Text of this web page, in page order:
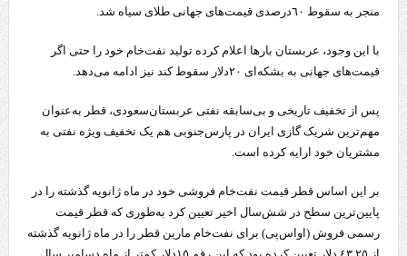
منجر به سقوط ٦٠درصدی قیمت‌های جهانی طلای سیاه شد.
با این وجود، عربستان بارها اعلام کرده تولید نفت‌‌خام خود را حتی اگر
قیمت‌های جهانی به بشکه‌ای ٢٠دلار سقوط کند نیز ادامه می‌دهد.
پس از تخفیف تاریخی و بی‌سابقه نفتی عربستان‌سعودی، قطر به‌عنوان
مهم‌ترین شریک گازی ایران در پارس‌جنوبی هم یک تخفیف ویژه نفتی به
مشتریان خود ارایه کرده است.
بر این اساس قطر قیمت نفت‌خام فروشی خود در ماه ژانویه گذشته را در
پایین‌ترین سطح در شش‌سال اخیر تعیین کرد به‌طوری که قطر قیمت
رسمی فروش (او‌اس‌پی) برای نفت‌خام مارین قطر را در ماه ژانویه گذشته